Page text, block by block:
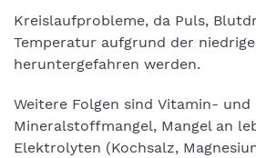
Kreislaufprobleme, da Puls,
Temperatur aufgrund der
heruntergefahren werden.
Weitere Folgen sind Vitamin- und
Mineralstoffmangel, Mangel an
Elektrolyten (Kochsalz,